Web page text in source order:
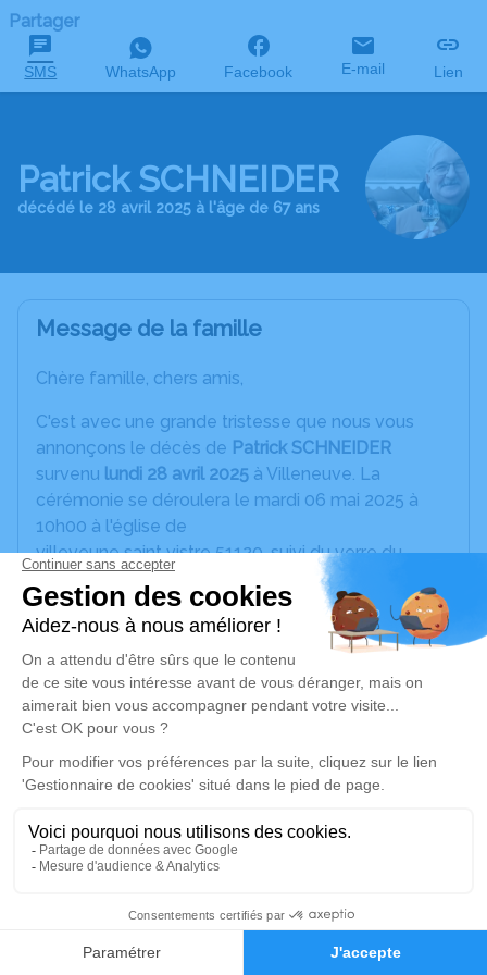
Faire-part Hommages
Partager
SMS WhatsApp Facebook E-mail Lien
Patrick SCHNEIDER
décédé le 28 avril 2025 à l'âge de 67 ans
Message de la famille
Chère famille, chers amis,
C'est avec une grande tristesse que nous vous
annonçons le décès de Patrick SCHNEIDER
survenu lundi 28 avril 2025 à Villeneuve. La
cérémonie se déroulera le mardi 06 mai 2025 à
10h00 à l'église de
villeveune saint vistre 51120, suivi du verre du
souvenir tous ensemble à la salle des fêtes.
Ensuite, nous l'accompagnerons ou le rejoindrons
au crematorium de rosières (Troyes 10) pour 16H
L'inhumation aura lieu, le Mercredi 7 Mai à 11H au
cimetière de villeneuve-saint-vistre. (chemin de la
garenne)
N'hésitez vraiment pas à lui rendre hommage,
des photos, anecdotes ou exprimer vos pensées à
travers des poèmes ou des textes sur cet espace
Pour les fleurs, soit il y un un espace sur ce site, ou